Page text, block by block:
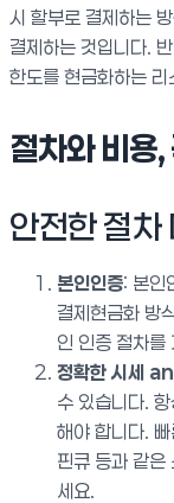
시 할부로 결제하는
결제하는 것입니다.
한도를 현금화하는
절차와 비용
안전한 절차
본인인증: 본인
결제현금화 방
인 인증 절차를
정확한 시세
수 있습니다.
해야 합니다.
핀큐 등과 같은
세요.